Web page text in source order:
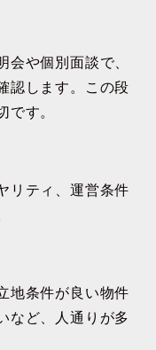
会や個別面談で、
認します。この段
です。
リティ、運営条件
地条件が良い物件
など、人通りが多